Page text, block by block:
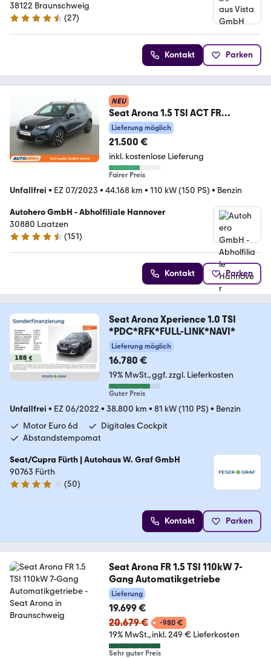
38122 Braunschweig
4.7 Sterne
(27)
Kontakt Parken
NEU
Seat Arona 1.5 TSI ACT FR
Aut.*NAVI*LED*ACC*CAM*
Lieferung möglich
21.500 €
inkl. kostenlose Lieferung
Fairer Preis
Unfallfrei • EZ 07/2023 • 44.168 km • 110 kW (150 PS) • Benzin
Autohero GmbH - Abholfiliale Hannover
30880 Laatzen
4.7 Sterne
(151)
Kontakt Parken
Seat Arona Xperience 1.0 TSI
*PDC*RFK*FULL-LINK*NAVI*
Lieferung möglich
16.780 €
19% MwSt. ggf. zzgl. Lieferkosten
Guter Preis
Unfallfrei • EZ 06/2022 • 38.800 km • 81 kW (110 PS) • Benzin
Motor Euro 6d
Digitales Cockpit
Abstandstempomat
Seat/Cupra Fürth | Autohaus W. Graf GmbH
90763 Fürth
4.1 Sterne
(50)
Kontakt Parken
Seat Arona FR 1.5 TSI 110kW 7-
Gang Automatikgetriebe
Lieferung
19.699 €
20.679 €
-980 €
19% MwSt. inkl. 249 € Lieferkosten
Sehr guter Preis